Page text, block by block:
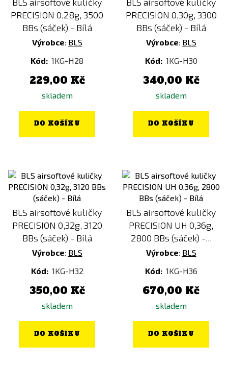
PRECISION 0,28g, 3500
BBs (sáček) - Bílá
Výrobce: BLS
Kód: 1KG-H28
229,00 Kč
skladem
DO KOŠÍKU
PRECISION 0,30g, 3300
BBs (sáček) - Bílá
Výrobce: BLS
Kód: 1KG-H30
340,00 Kč
skladem
DO KOŠÍKU
BLS airsoftové kuličky
PRECISION 0,32g, 3120
BBs (sáček) - Bílá
Výrobce: BLS
Kód: 1KG-H32
350,00 Kč
skladem
DO KOŠÍKU
BLS airsoftové kuličky
PRECISION UH 0,36g,
2800 BBs (sáček) -...
Výrobce: BLS
Kód: 1KG-H36
670,00 Kč
skladem
DO KOŠÍKU